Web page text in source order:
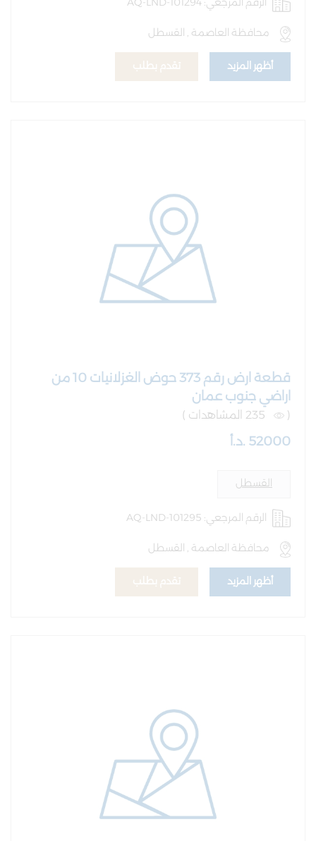
محافظة العاصمة , القسطل
أظهر المزيد
قطعة ارض رقم 373 حوض الغزلانيات 10 من
اراضي جنوب عمان
(
52000 .د.أ
القسطل
الرقم المرجعي: AQ-LND-101295
محافظة العاصمة , القسطل
أظهر المزيد